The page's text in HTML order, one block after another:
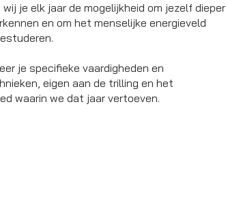
je elk jaar de mogelijkheid om jezelf dieper
en om het menselijke energieveld
je specifieke vaardigheden en
eigen aan de trilling en het
waarin we dat jaar vertoeven.